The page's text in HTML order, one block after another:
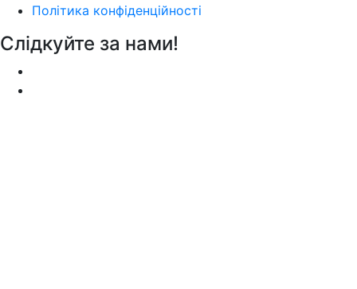
Політика конфіденційності
Слідкуйте за нами!